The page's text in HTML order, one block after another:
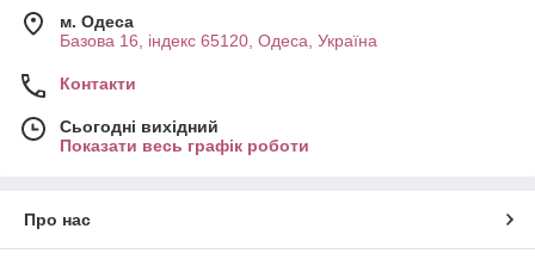
м. Одеса
Базова 16, індекс 65120, Одеса, Україна
Контакти
Сьогодні вихідний
Показати весь графік роботи
Про нас